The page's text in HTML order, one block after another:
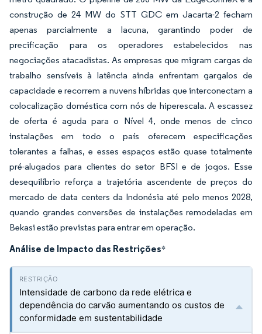
construção de 24 MW do STT GDC em Jacarta-2 fecham
apenas parcialmente a lacuna, garantindo poder de
precificação para os operadores estabelecidos nas
negociações atacadistas. As empresas que migram cargas de
trabalho sensíveis à latência ainda enfrentam gargalos de
capacidade e recorrem a nuvens híbridas que interconectam a
colocalização doméstica com nós de hiperescala. A escassez
de oferta é aguda para o Nível 4, onde menos de cinco
instalações em todo o país oferecem especificações
tolerantes a falhas, e esses espaços estão quase totalmente
pré-alugados para clientes do setor BFSI e de jogos. Esse
desequilíbrio reforça a trajetória ascendente de preços do
mercado de data centers da Indonésia até pelo menos 2028,
quando grandes conversões de instalações remodeladas em
Bekasi estão previstas para entrar em operação.
Análise de Impacto das Restrições*
Intensidade de carbono da rede elétrica e
dependência do carvão aumentando os custos de
conformidade em sustentabilidade